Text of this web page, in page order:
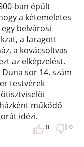
ban épült
a kétemeletes
belvárosi
a faragott
a kovácsoltvas
az elképzelést.
sor 14. szám
testvérek
működő
idézi.
0 0